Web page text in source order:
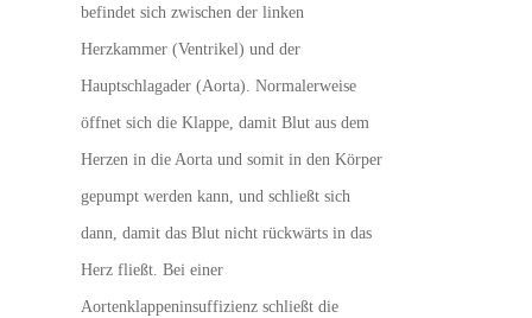
befindet sich zwischen der linken
Herzkammer (Ventrikel) und der
Hauptschlagader (Aorta). Normalerweise
öffnet sich die Klappe, damit Blut aus dem
Herzen in die Aorta und somit in den Körper
gepumpt werden kann, und schließt sich
dann, damit das Blut nicht rückwärts in das
Herz fließt. Bei einer
Aortenklappeninsuffizienz schließt die